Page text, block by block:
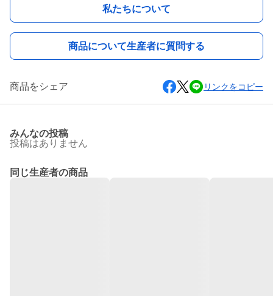
私たちについて
商品について生産者に質問する
商品をシェア リンクをコピー
みんなの投稿
投稿はありません
同じ生産者の商品